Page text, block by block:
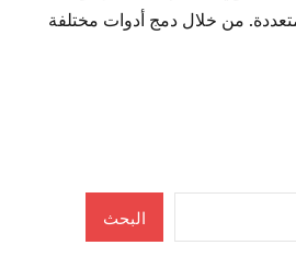
من خلال دمج أدوات مختلفة
البحث